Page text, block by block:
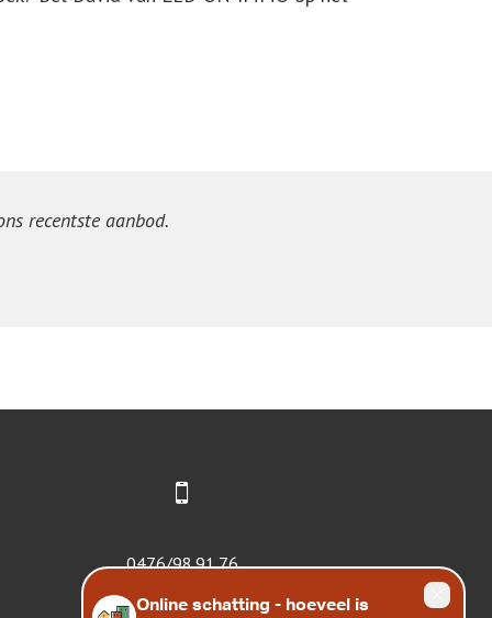
recentste aanbod.
0476/98.91.76